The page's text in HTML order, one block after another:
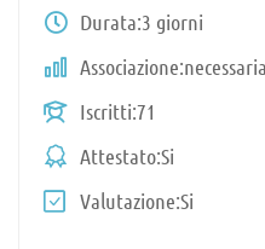
Durata 3 giorni
Associazione necessaria
Iscritti 71
AttestatoSi
Valutazione Si